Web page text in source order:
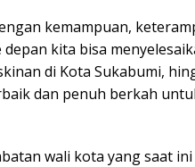
kemampuan,
kita bisa
di Kota Sukabumi,
dan penuh berkah
wali kota yang saat